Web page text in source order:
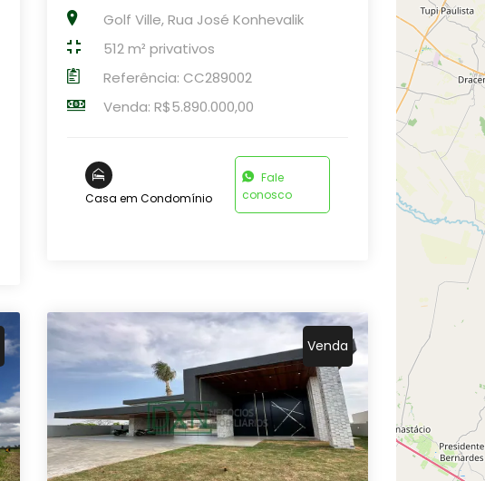
Golf Ville, Rua José Konhevalik
512 m² privativos
Referência: CC289002
Venda: R$5.890.000,00
Casa em Condomínio
Fale
conosco
Venda